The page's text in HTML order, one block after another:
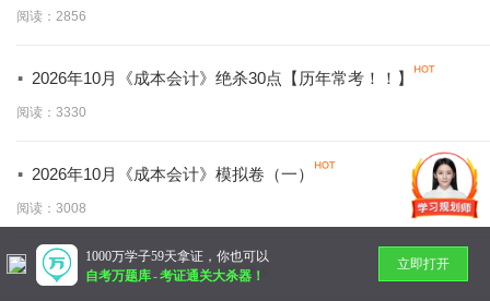
阅读：2856
· 2026年10月《成本会计》绝杀30点【历年常考！！】
阅读：3330
· 2026年10月《成本会计》模拟卷（一）
阅读：3008
暂无更多
1000万学子59天拿证，你也可以
自考万题库-考证通关大杀器！
立即打开